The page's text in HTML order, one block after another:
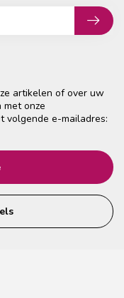
artikelen of over uw
onze
volgende e-mailadres: